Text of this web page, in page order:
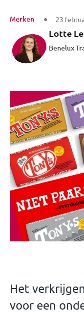
Merken 23
Lotte
Benelux
Het
voor een